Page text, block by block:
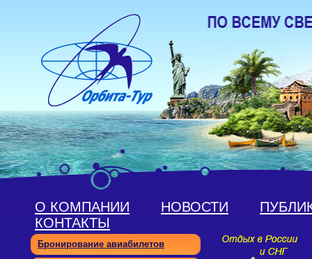
О КОМПАНИИ НОВОСТИ
КОНТАКТЫ
Бронирование авиабилетов